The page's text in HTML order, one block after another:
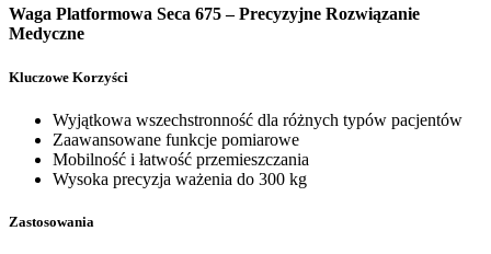
Waga Platformowa Seca 675 – Precyzyjne Rozwiązanie
Medyczne
Kluczowe Korzyści
Wyjątkowa wszechstronność dla różnych typów pacjentów
Zaawansowane funkcje pomiarowe
Mobilność i łatwość przemieszczania
Wysoka precyzja ważenia do 300 kg
Zastosowania